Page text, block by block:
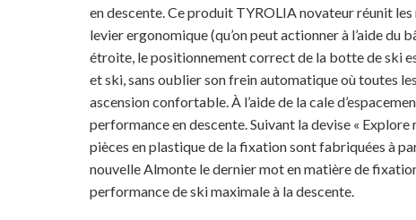
en descente. Ce produit TYROLIA novateur réunit
levier ergonomique (qu’on peut actionner à l’aide
étroite, le positionnement correct de la botte de ski
et ski, sans oublier son frein automatique où toutes
ascension confortable. À l’aide de la cale
performance en descente. Suivant la devise «
pièces en plastique de la fixation sont fabriquées à
nouvelle Almonte le dernier mot en matière de
performance de ski maximale à la descente.